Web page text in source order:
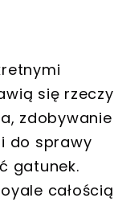
się rzeczy
zdobywanie
do sprawy
gatunek.
całością